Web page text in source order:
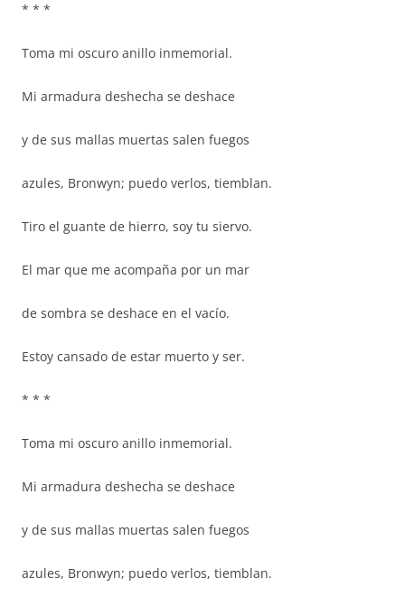
* * *
Toma mi oscuro anillo inmemorial.
Mi armadura deshecha se deshace
y de sus mallas muertas salen fuegos
azules, Bronwyn; puedo verlos, tiemblan.
Tiro el guante de hierro, soy tu siervo.
El mar que me acompaña por un mar
de sombra se deshace en el vacío.
Estoy cansado de estar muerto y ser.
* * *
Toma mi oscuro anillo inmemorial.
Mi armadura deshecha se deshace
y de sus mallas muertas salen fuegos
azules, Bronwyn; puedo verlos, tiemblan.